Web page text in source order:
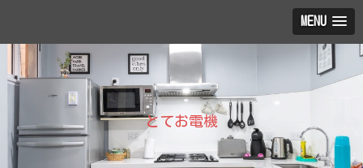
MENU
とてお電機